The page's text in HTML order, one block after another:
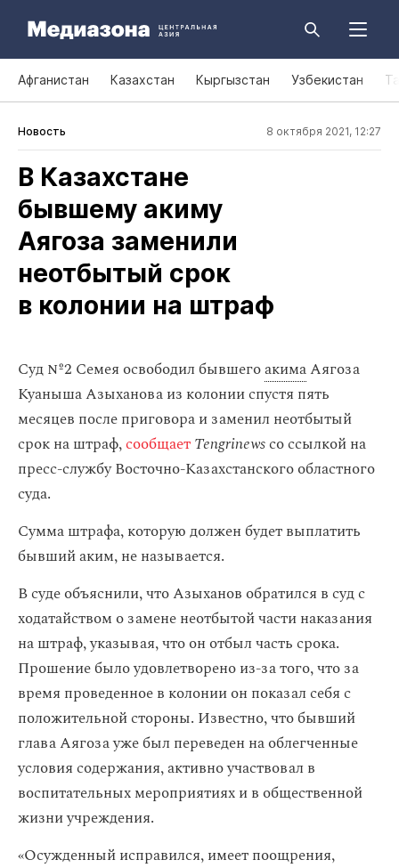
Афганистан Казахстан Кыргызстан Узбекистан
Новость 8 октября 2021, 12:27
В Казахстане
бывшему акиму
Аягоза заменили
неотбытый срок
в колонии на штраф
Суд №2 Семея освободил бывшегоакимаАягоза
Куаныша Азыханова из колонии спустя пять
месяцев после приговора и заменил неотбытый
срок на штраф,сообщаетTengrinewsсо ссылкой на
пресс-службу Восточно-Казахстанского областного
суда.
Сумма штрафа, которую должен будет выплатить
бывший аким, не называется.
В суде объяснили, что Азыханов обратился в суд с
ходатайством о замене неотбытой части наказания
на штраф, указывая, что он отбыл часть срока.
Прошение было удовлетворено из-за того, что за
время проведенное в колонии он показал себя с
положительной стороны. Известно, что бывший
глава Аягоза уже был переведен на облегченные
условия содержания, активно участвовал в
воспитательных мероприятиях и в общественной
жизни учреждения.
«Осужденный исправился, имеет поощрения,